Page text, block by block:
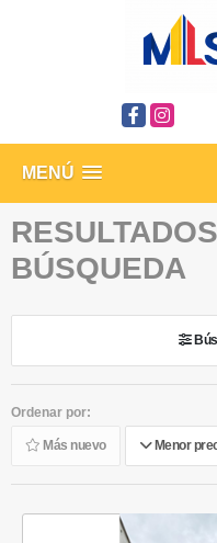
FacebookInstagram
MENÚ
BÚSQUEDA
Ordenar por:
Más nuevo Menor